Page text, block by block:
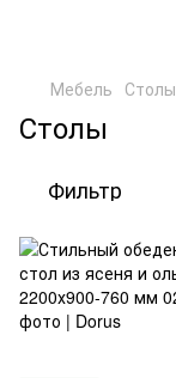
Мебель Столы
Столы
Фильтр